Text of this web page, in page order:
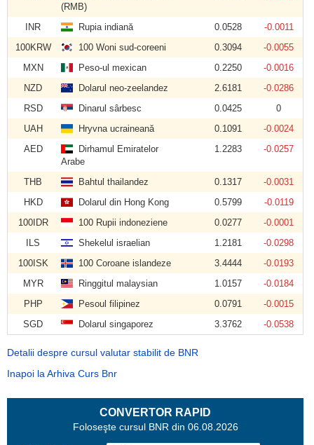
(RMB)
INR Rupia indiană 0.0528
-0.0011
100KRW
100 Woni sud-coreeni 0.3094
-0.0055
MXN
Peso-ul mexican 0.2250
-0.0016
NZD
Dolarul neo-zeelandez 2.6181
-0.0286
RSD
Dinarul sârbesc 0.0425
0
UAH
Hryvna ucraineană 0.1091
-0.0024
AED
Dirhamul Emiratelor
Arabe
1.2283 -0.0257
THB Bahtul thailandez 0.1317
-0.0031
HKD
Dolarul din Hong Kong 0.5799
-0.0119
100IDR
100 Rupii indoneziene 0.0277
-0.0001
ILS
Shekelul israelian 1.2181
-0.0298
100ISK
100 Coroane islandeze 3.4444
-0.0193
MYR
Ringgitul malaysian 1.0157
-0.0184
PHP
Pesoul filipinez 0.0791
-0.0015
SGD
Dolarul singaporez 3.3762 -0.0538
Detalii despre cursul valutar stabilit de BNR
Inapoi la Arhiva Curs Bnr
CONVERTOR RAPID
Foloseşte cursul BNR din 06.08.2026